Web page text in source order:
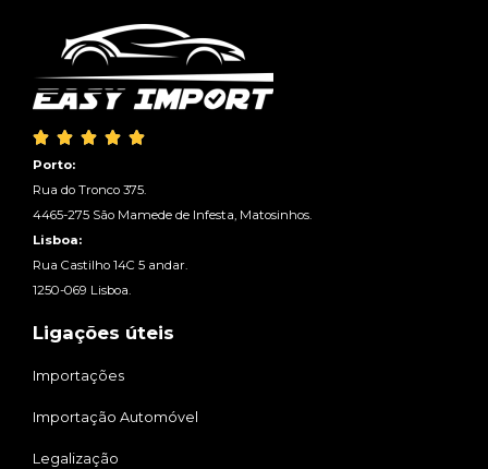
    
Porto:
Rua do Tronco 375.
4465-275 São Mamede de Infesta, Matosinhos.
Lisboa:
Rua Castilho 14C 5 andar.
1250-069 Lisboa.
Ligações úteis
Importações
Importação Automóvel
Legalização